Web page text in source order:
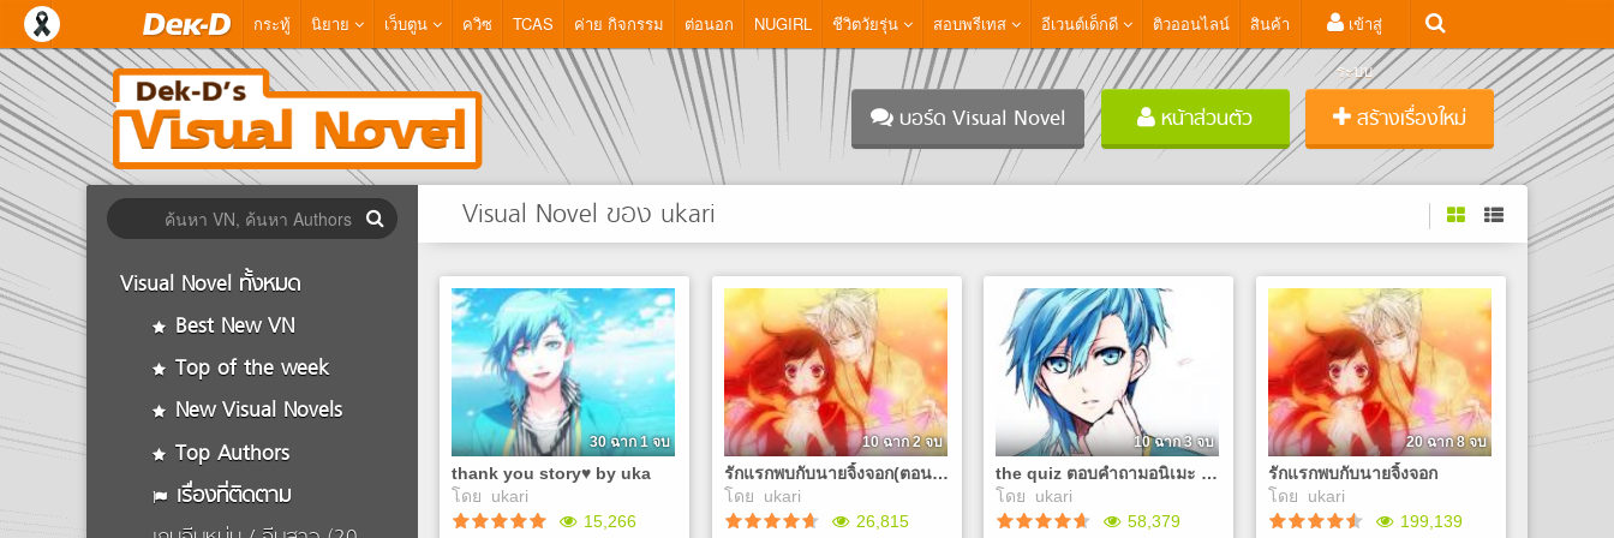
กระทู้ นิยาย เว็บตูน ควิซ TCAS ค่าย กิจกรรม ต่อนอก NUGIRL ชีวิตวัยรุ่น สอบพรีเทส อีเวนต์เด็กดี ติวออนไลน์ สินค้า เข้าสู่
ระบบ
บอร์ด Visual Novel หน้าส่วนตัว สร้างเรื่องใหม่
Visual Novel ทั้งหมด
Best New VN
Top of the week
New Visual Novels
Top Authors
เรื่องที่ติดตาม
Visual Novel ของ ukari
thank you story♥ by uka
โดย
ukari
30 ฉาก 1 จบ
15,266
รักแรกพบกับนายจิ้งจอก(ตอนพิเศษฉลองยอดคนดู10000)
โดย
ukari
10 ฉาก 2 จบ
26,815
the quiz ตอบคำถามอนิเมะ ชิงรางวัล?!
โดย
ukari
10 ฉาก 3 จบ
58,379
รักแรกพบกับนายจิ้งจอก
โดย
ukari
20 ฉาก 8 จบ
199,139